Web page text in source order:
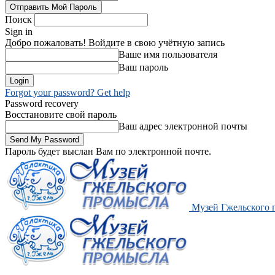
Поиск
Sign in
Добро пожаловать! Войдите в свою учётную запись
Ваше имя пользователя
Ваш пароль
Forgot your password? Get help
Password recovery
Восстановите свой пароль
Ваш адрес электронной почты
Пароль будет выслан Вам по электронной почте.
Музей Гжельского